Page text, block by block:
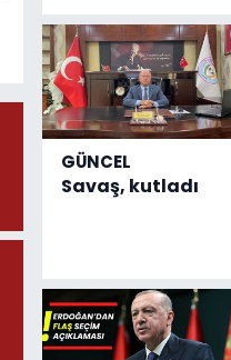
GÜNCEL
Savaş, kutladı